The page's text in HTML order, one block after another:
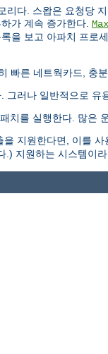
리다. 스왑은 요청당
가 계속 증가한다.
을 보고 아파치 프로
빠른 네트웍카드, 충
그러나 일반적으로 유
치를 실행한다. 많은
을 지원한다면, 이를
.) 지원하는 시스템이